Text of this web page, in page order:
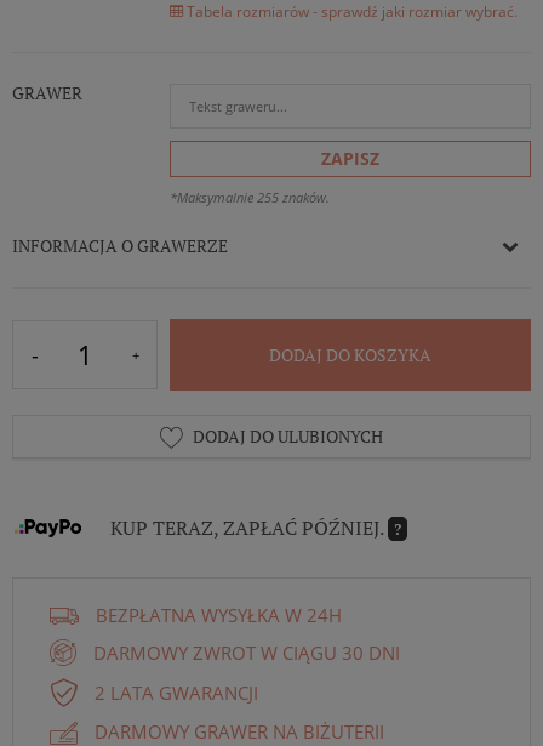
Tabela rozmiarów - sprawdź jaki rozmiar wybrać.
GRAWER
ZAPISZ
*Maksymalnie 255 znaków.
INFORMACJA O GRAWERZE
DODAJ DO KOSZYKA
DODAJ DO ULUBIONYCH
KUP TERAZ, ZAPŁAĆ PÓŹNIEJ. ?
BEZPŁATNA WYSYŁKA W 24H
DARMOWY ZWROT W CIĄGU 30 DNI
2 LATA GWARANCJI
DARMOWY GRAWER NA BIŻUTERII